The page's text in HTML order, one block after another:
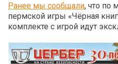
Ранее мы сообщали, что по
пермской игры «Чёрная
комплекте с игрой идут